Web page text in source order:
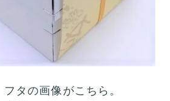
タの画像がこちら。